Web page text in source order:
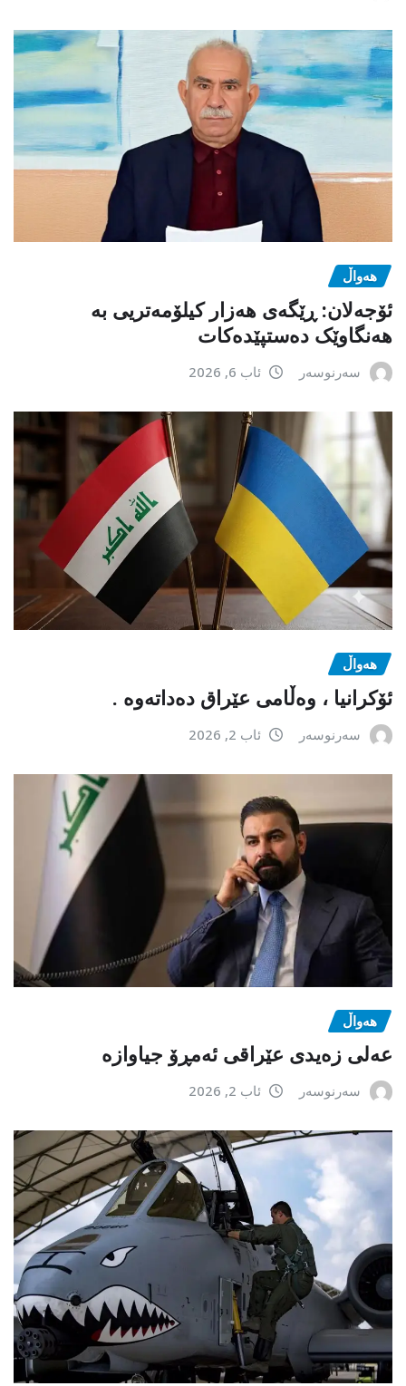
هەواڵ
ئۆجەلان: ڕێگەی هەزار کیلۆمەتریی بە
هەنگاوێک دەستپێدەکات
سەرنوسەر ئاب 6, 2026
هەواڵ
ئۆکرانیا ، وەڵامی عێراق دەداتەوە .
سەرنوسەر ئاب 2, 2026
هەواڵ
عەلی زەیدی عێراقی ئەمڕۆ جیاوازە
سەرنوسەر ئاب 2, 2026